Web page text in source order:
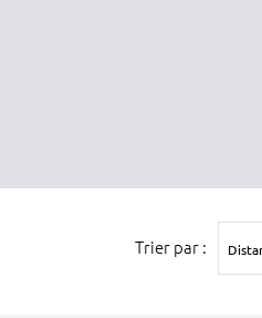
Trier par :